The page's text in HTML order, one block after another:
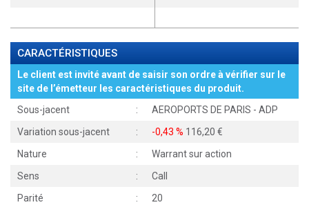
CARACTÉRISTIQUES
Le client est invité avant de saisir son ordre à vérifier sur le
site de l’émetteur les caractéristiques du produit.
Sous-jacent
:
AEROPORTS DE PARIS - ADP
Variation sous-jacent
: -0,43 % 116,20
Nature
:
Warrant sur action
Sens
:
Call
Parité
:
20